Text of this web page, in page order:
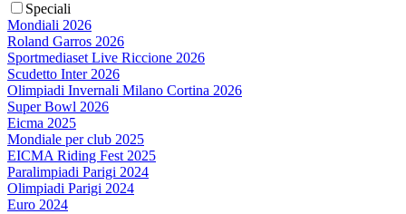
Speciali
Mondiali 2026
Roland Garros 2026
Sportmediaset Live Riccione 2026
Scudetto Inter 2026
Olimpiadi Invernali Milano Cortina 2026
Super Bowl 2026
Eicma 2025
Mondiale per club 2025
EICMA Riding Fest 2025
Paralimpiadi Parigi 2024
Olimpiadi Parigi 2024
Euro 2024